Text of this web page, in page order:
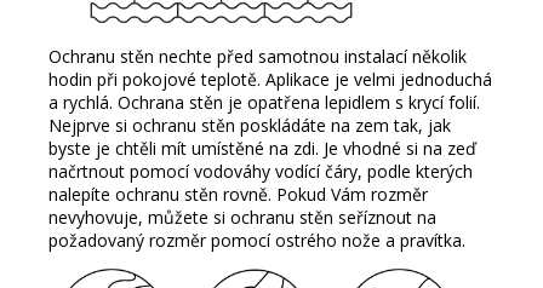
Ochranu stěn nechte před samotnou instalací několik
hodin při pokojové teplotě. Aplikace je velmi jednoduchá
a rychlá. Ochrana stěn je opatřena lepidlem s krycí folií.
Nejprve si ochranu stěn poskládáte na zem tak, jak
byste je chtěli mít umístěné na zdi. Je vhodné si na zeď
načrtnout pomocí vodováhy vodící čáry, podle kterých
nalepíte ochranu stěn rovně. Pokud Vám rozměr
nevyhovuje, můžete si ochranu stěn seříznout na
požadovaný rozměr pomocí ostrého nože a pravítka.